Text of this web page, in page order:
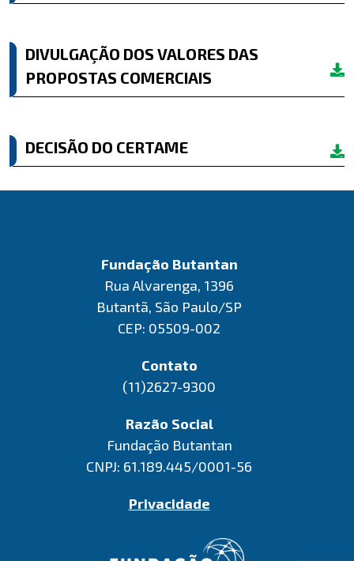
DIVULGAÇÃO DOS VALORES DAS
PROPOSTAS COMERCIAIS
DECISÃO DO CERTAME
Fundação Butantan
Rua Alvarenga, 1396
Butantã, São Paulo/SP
CEP: 05509-002
Contato
(11)2627-9300
Razão Social
Fundação Butantan
CNPJ: 61.189.445/0001-56
Privacidade